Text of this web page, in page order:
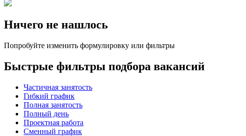
Ничего не нашлось
Попробуйте изменить формулировку или фильтры
Быстрые фильтры подбора вакансий
Частичная занятость
Гибкий график
Полная занятость
Полный день
Проектная работа
Сменный график